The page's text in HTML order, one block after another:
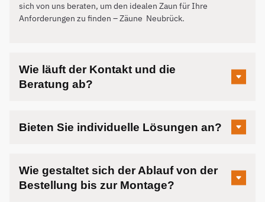
sich von uns beraten, um den idealen Zaun für Ihre
Anforderungen zu finden – Zäune Neubrück.
Wie läuft der Kontakt und die
Beratung ab?
Bieten Sie individuelle Lösungen an?
Wie gestaltet sich der Ablauf von der
Bestellung bis zur Montage?